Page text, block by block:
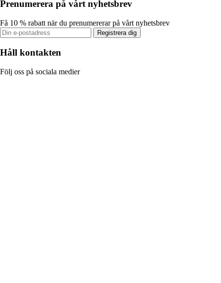
Prenumerera på vårt nyhetsbrev
Få 10 % rabatt när du prenumererar på vårt nyhetsbrev
Registrera dig
Håll kontakten
Följ oss på sociala medier